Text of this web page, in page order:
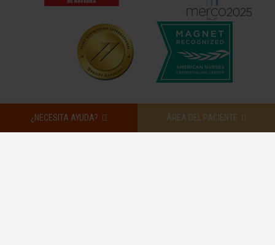
¿NECESITA AYUDA? ÁREA DEL PACIENTE